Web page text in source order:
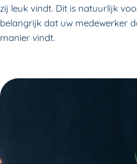
zij leuk vindt. Dit is natuurlijk
belangrijk dat uw medewerker
manier vindt.